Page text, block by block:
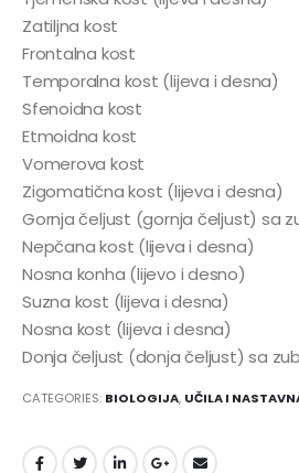
Zatiljna kost
Frontalna kost
Temporalna kost (lijeva i desna)
Sfenoidna kost
Etmoidna kost
Vomerova kost
Zigomatična kost (lijeva i desna)
Gornja čeljust (gornja čeljust) sa
Nepčana kost (lijeva i desna)
Nosna konha (lijevo i desno)
Suzna kost (lijeva i desna)
Nosna kost (lijeva i desna)
Donja čeljust (donja čeljust) sa
CATEGORIES: BIOLOGIJA, UČILA I